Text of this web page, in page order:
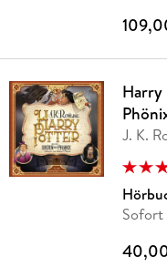
Harry
J. K.
Sofort